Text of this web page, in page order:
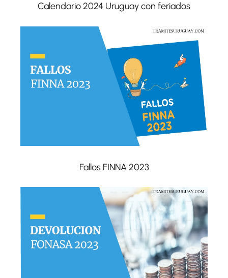
Calendario 2024 Uruguay con feriados
Fallos FINNA 2023